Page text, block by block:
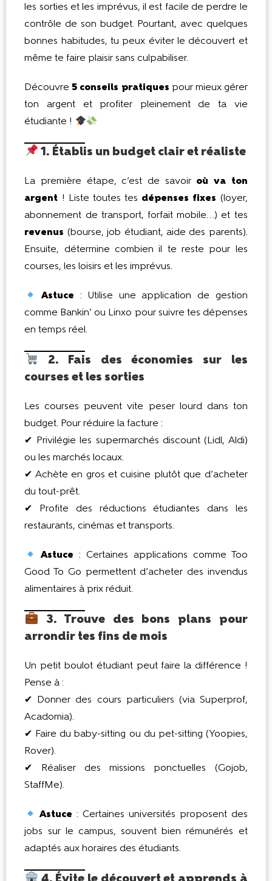
les sorties et les imprévus, il est facile de perdre le
contrôle de son budget. Pourtant, avec quelques
bonnes habitudes, tu peux éviter le découvert et
même te faire plaisir sans culpabiliser.
Découvre5 conseils pratiques pour mieux gérer
ton argent et profiter pleinement de ta vie
étudiante !
1. Établis un budget clair et réaliste
La première étape, c’est de savoir où va ton
argent ! Liste toutes tes dépenses fixes (loyer,
abonnement de transport, forfait mobile…) et tes
revenus (bourse, job étudiant, aide des parents).
Ensuite, détermine combien il te reste pour les
courses, les loisirs et les imprévus.
Astuce : Utilise une application de gestion
comme Bankin’ ou Linxo pour suivre tes dépenses
en temps réel.
2. Fais des économies sur les
courses et les sorties
Les courses peuvent vite peser lourd dans ton
budget. Pour réduire la facture :
✔ Privilégie les supermarchés discount (Lidl, Aldi)
ou les marchés locaux.
✔ Achète en gros et cuisine plutôt que d’acheter
du tout-prêt.
✔ Profite des réductions étudiantes dans les
restaurants, cinémas et transports.
Astuce : Certaines applications comme Too
Good To Go permettent d’acheter des invendus
alimentaires à prix réduit.
3. Trouve des bons plans pour
arrondir tes fins de mois
Un petit boulot étudiant peut faire la différence !
Pense à :
✔ Donner des cours particuliers (via Superprof,
Acadomia).
✔ Faire du baby-sitting ou du pet-sitting (Yoopies,
Rover).
✔ Réaliser des missions ponctuelles (Gojob,
StaffMe).
Astuce : Certaines universités proposent des
jobs sur le campus, souvent bien rémunérés et
adaptés aux horaires des étudiants.